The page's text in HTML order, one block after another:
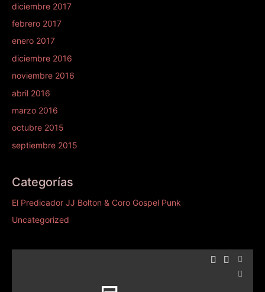
diciembre 2017
febrero 2017
enero 2017
diciembre 2016
noviembre 2016
abril 2016
marzo 2016
octubre 2015
septiembre 2015
Categorías
El Predicador JJ Bolton & Coro Gospel Punk
Uncategorized